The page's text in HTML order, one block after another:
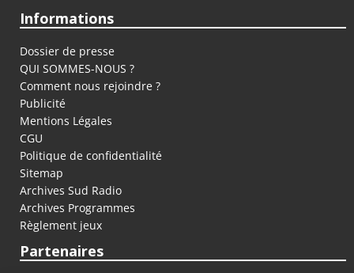
Informations
Dossier de presse
QUI SOMMES-NOUS ?
Comment nous rejoindre ?
Publicité
Mentions Légales
CGU
Politique de confidentialité
Sitemap
Archives Sud Radio
Archives Programmes
Règlement jeux
Partenaires